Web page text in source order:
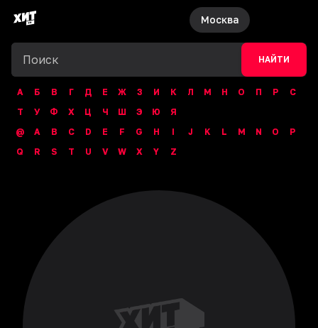
Москва
НАЙТИ
А Б В Г Д Е Ж З И К Л М Н О П Р
С
Т
У Ф Х Ц Ч Ш Э Ю
Я
@
A B C D E F G H I J K L M N O
P
Q
R S T U V W X Y Z